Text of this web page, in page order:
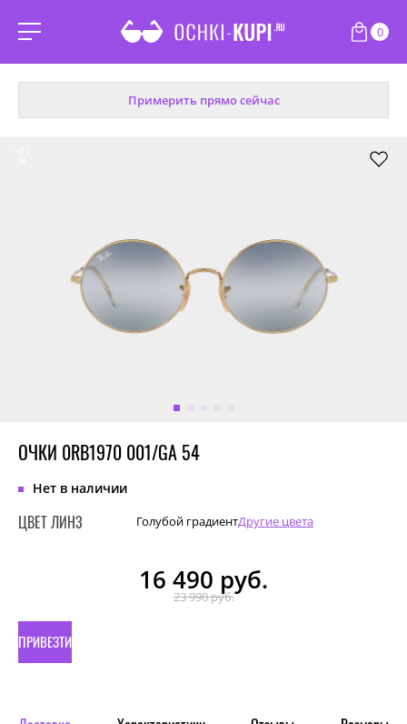
0
Примерить прямо сейчас
ОЧКИ 0RB1970 001/GA 54
Нет в наличии
ЦВЕТ ЛИНЗ Голубой градиентДругие цвета
16 490 руб.
23 990 руб.
ПРИВЕЗТИ